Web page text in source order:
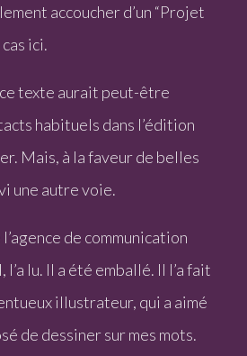
accoucher d’un “Projet
ici.
ce texte aurait peut-être
habituels dans l’édition
Mais, à la faveur de belles
une autre voie.
de communication
lu. Il a été emballé. Il l’a fait
illustrateur, qui a aimé
de dessiner sur mes mots.